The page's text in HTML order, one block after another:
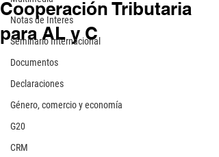
Notas de Interes
Seminario Internacional
Documentos
Declaraciones
Género, comercio y economía
G20
CRM
Cooperación Tributaria
para AL y C